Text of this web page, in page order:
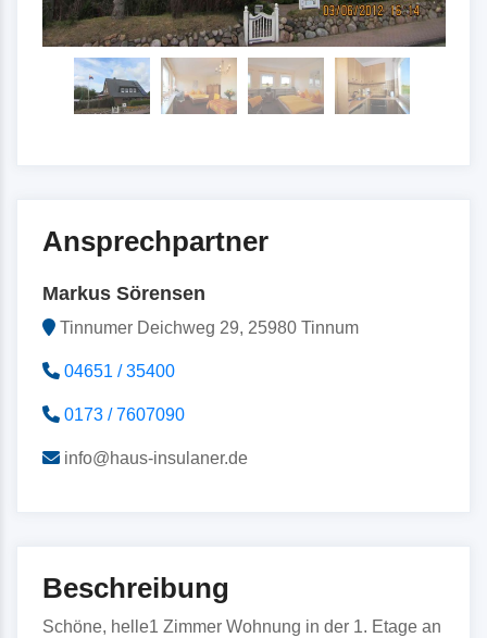
Ansprechpartner
Markus Sörensen
Tinnumer Deichweg 29, 25980 Tinnum
04651 / 35400
0173 / 7607090
info@haus-insulaner.de
Beschreibung
Schöne, helle1 Zimmer Wohnung in der 1. Etage an